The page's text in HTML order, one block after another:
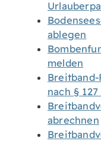
ablegen
melden
nach § 127
abrechnen